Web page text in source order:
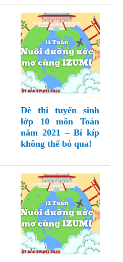
Đề thi tuyển sinh
lớp 10 môn Toán
năm 2021 – Bí kíp
không thể bỏ qua!